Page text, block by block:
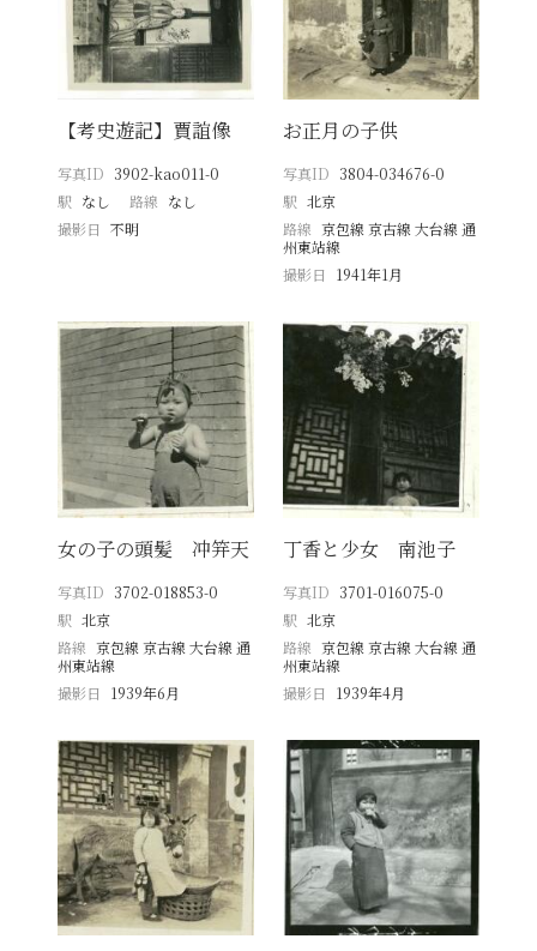
【考史遊記】賈誼像
写真ID 3902-kao011-0
駅 なし 路線 なし
撮影日
不明
お正月の子供
写真ID 3804-034676-0
駅 北京
路線 京包線 京古線 大台線 通
州東站線
撮影日
1941年1月
女の子の頭髪 冲笄天
写真ID 3702-018853-0
駅 北京
路線 京包線 京古線 大台線 通
州東站線
撮影日
1939年6月
丁香と少女 南池子
写真ID 3701-016075-0
駅 北京
路線 京包線 京古線 大台線 通
州東站線
撮影日
1939年4月